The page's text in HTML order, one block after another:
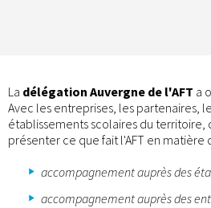
La délégation Auvergne de l'AFT a
Avec les entreprises, les partenaires,
établissements scolaires du territoire,
présenter ce que fait l'AFT en matière
accompagnement auprès des
accompagnement auprès des